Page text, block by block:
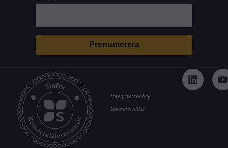
i
n
o
u
Integritetspolicy
Leveransvillkor